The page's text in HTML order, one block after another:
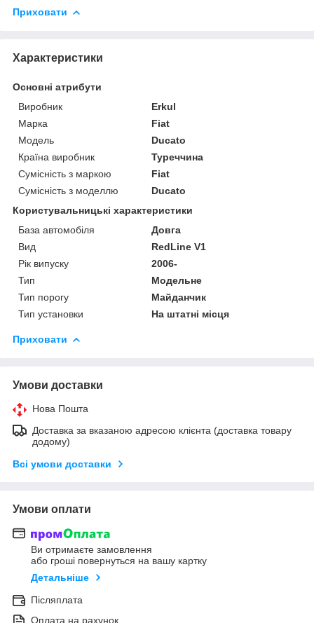
Приховати
Характеристики
Основні атрибути
Виробник
Erkul
Марка
Fiat
Модель
Ducato
Країна виробник
Туреччина
Сумісність з маркою
Fiat
Сумісність з моделлю
Ducato
Користувальницькі характеристики
База автомобіля
Довга
Вид
RedLine V1
Рік випуску
2006-
Тип
Модельне
Тип порогу
Майданчик
Тип установки
На штатні місця
Приховати
Умови доставки
Нова Пошта
Доставка за вказаною адресою клієнта (доставка товару
додому)
Всі умови доставки
Умови оплати
Ви отримаєте замовлення
або гроші повернуться на вашу картку
Детальніше
Післяплата
Оплата на рахунок